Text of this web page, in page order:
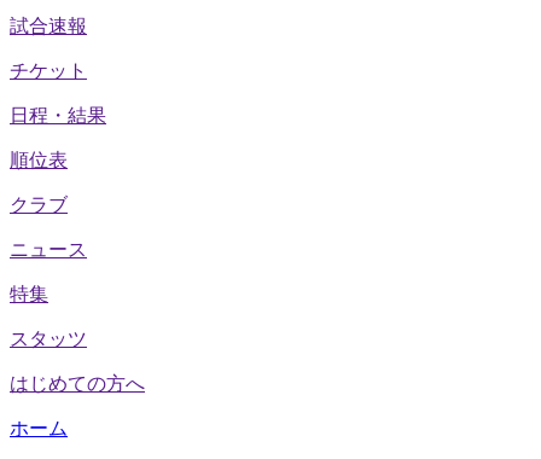
試合速報
チケット
日程・結果
順位表
クラブ
ニュース
特集
スタッツ
はじめての方へ
ホーム